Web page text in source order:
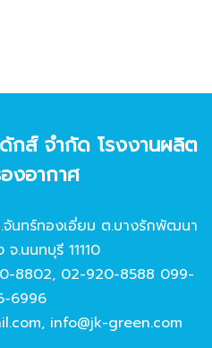
กส์ จํากัด โรงงานผลิต
งอากาศ
นทร์ทองเอี่ยม ต.บางรักพัฒนา
.นนทบุรี 11110
8802, 02-920-8588 099-
6996
, info@jk-green.com